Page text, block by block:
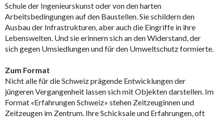
Schule der Ingenieurskunst oder von den harten
Arbeitsbedingungen auf den Baustellen. Sie schildern den
Ausbau der Infrastrukturen, aber auch die Eingriffe in ihre
Lebenswelten. Und sie erinnern sich an den Widerstand, der
sich gegen Umsiedlungen und für den Umweltschutz formierte.
Zum Format
Nicht alle für die Schweiz prägende Entwicklungen der
jüngeren Vergangenheit lassen sich mit Objekten darstellen. Im
Format «Erfahrungen Schweiz» stehen Zeitzeuginnen und
Zeitzeugen im Zentrum. Ihre Schicksale und Erfahrungen, oft